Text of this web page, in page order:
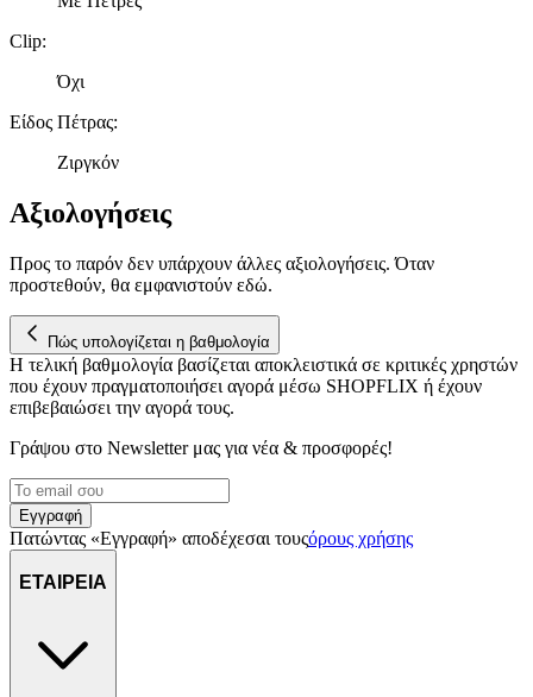
τοποθεσίας μας στους συνεργάτες μέσων κοινωνικής
δικτύωσης, διαφημίσεων και ανάλυσης.
Clip:
Όχι
Είδος Πέτρας:
Ζιργκόν
Αξιολογήσεις
Προς το παρόν δεν υπάρχουν άλλες αξιολογήσεις. Όταν
προστεθούν, θα εμφανιστούν εδώ.
Πώς υπολογίζεται η βαθμολογία
Η τελική βαθμολογία βασίζεται αποκλειστικά σε κριτικές χρηστών
που έχουν πραγματοποιήσει αγορά μέσω SHOPFLIX ή έχουν
επιβεβαιώσει την αγορά τους.
Γράψου στο Νewsletter μας για νέα & προσφορές!
Εγγραφή
Πατώντας «Εγγραφή» αποδέχεσαι τουςόρους χρήσης
ΕΤΑΙΡΕΙΑ